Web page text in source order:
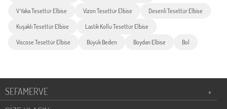
V Yaka Tesettür Elbise Vizon Tesettür Elbise Desenli Tesettür Elbise
Kuşaklı Tesettür Elbise Lastik Kollu Tesettür Elbise
Viscose Tesettür Elbise Büyük Beden Boydan Elbise Bol
SEFAMERVE
+